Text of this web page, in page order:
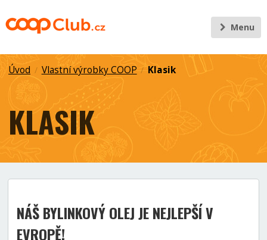
Menu
Úvod / Vlastní výrobky COOP / Klasik
KLASIK
NÁŠ BYLINKOVÝ OLEJ JE NEJLEPŠÍ V
EVROPĚ!